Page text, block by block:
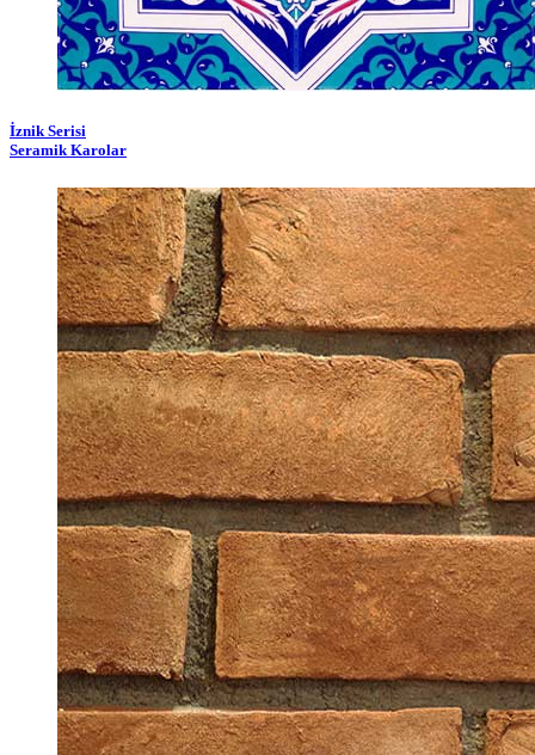
İznik Serisi
Seramik Karolar